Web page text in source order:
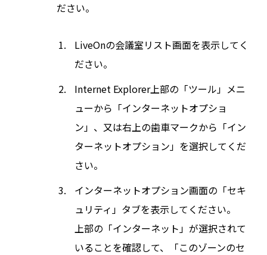
ださい。
LiveOnの会議室リスト画面を表示してく
ださい。
Internet Explorer上部の「ツール」メニ
ューから「インターネットオプショ
ン」、又は右上の歯車マークから「イン
ターネットオプション」を選択してくだ
さい。
インターネットオプション画面の「セキ
ュリティ」タブを表示してください。
上部の「インターネット」が選択されて
いることを確認して、「このゾーンのセ